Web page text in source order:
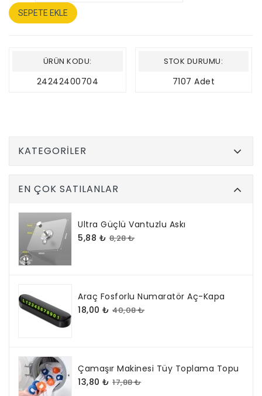
SEPETE EKLE
ÜRÜN KODU:
24242400704
STOK DURUMU:
7107 Adet
KATEGORILER
EN ÇOK SATILANLAR
Ultra Güçlü Vantuzlu Askı
5,88 ₺ 8,28 ₺
Araç Fosforlu Numaratör Aç-Kapa
18,00 ₺ 40,08 ₺
Çamaşır Makinesi Tüy Toplama Topu
13,80 ₺ 17,88 ₺